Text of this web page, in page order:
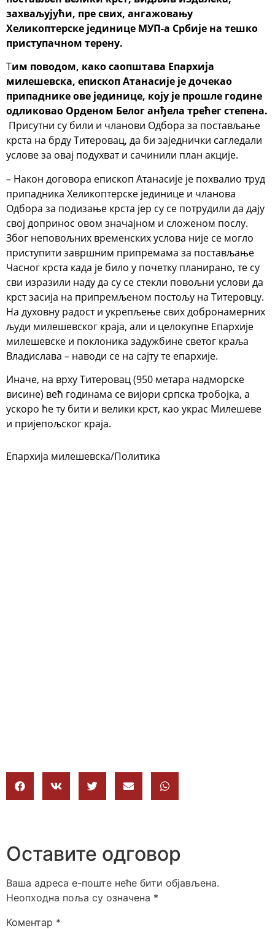
захваљујући, пре свих, ангажовању
Хеликоптерске јединице МУП-а Србије на тешко
приступачном терену.
Тим поводом, како саопштава Епархија
милешевска, епископ Атанасије је дочекао
припаднике ове јединице, коју је прошле године
одликовао Орденом Белог анђела трећег степена.
Присутни су били и чланови Одбора за постављање
крста на брду Титеровац, да би заједнички сагледали
услове за овај подухват и сачинили план акције.
– Након договора епископ Атанасије је похвалио труд
припадника Хеликоптерске јединице и чланова
Одбора за подизање крста јер су се потрудили да дају
свој допринос овом значајном и сложеном послу.
Због неповољних временских услова није се могло
приступити завршним припремама за постављање
Часног крста када је било у почетку планирано, те су
сви изразили наду да су се стекли повољни услови да
крст засија на припремљеном постољу на Титеровцу.
На духовну радост и укрепљење свих добронамерних
људи милешевског краја, али и целокупне Епархије
милешевске и поклоника задужбине светог краља
Владислава – наводи се на сајту те епархије.
Иначе, на врху Титеровац (950 метара надморске
висине) већ годинама се вијори српска тробојка, а
ускоро ће ту бити и велики крст, као украс Милешеве
и пријепољског краја.
Епархија милешевска/Политика
Оставите одговор
Ваша адреса е-поште неће бити објављена.
Неопходна поља су означена *
Коментар *